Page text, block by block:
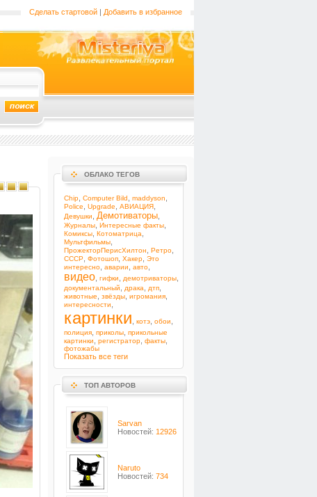
Сделать стартовой | Добавить в избранное
ОБЛАКО ТЕГОВ
Chip Computer Bild maddyson
Police Upgrade АВИАЦИЯ
Девушки Демотиваторы
Журналы Интересные факты
Комиксы Котоматрица
Мультфильмы
ПрожекторПерисХилтон Ретро
СССР Фотошоп Хакер Это
интересно аварии авто
видео гифки демотриваторы
документальный драка дтп
животные звёзды игромания
интересности
картинки котэ обои
полиция приколы прикольные
картинки
регистратор факты
фотожабы
Показать все теги
ТОП АВТОРОВ
Sarvan
Новостей: 12926
Naruto
Новостей: 734